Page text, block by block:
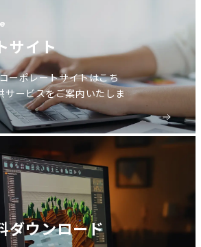
サイト
ーポレートサイトはこち
サービスをご案内いたしま
ダウンロード